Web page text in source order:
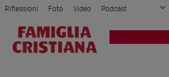
Attualità
Riflessioni Foto Video Podcast
Privacy Policy Chi siamo
Registrati Redazione